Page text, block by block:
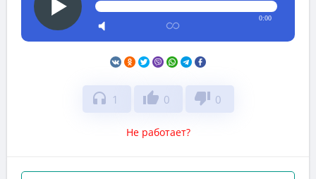
0:00
headphones 1 thumb_up 0 thumb_down 0
Не работает?